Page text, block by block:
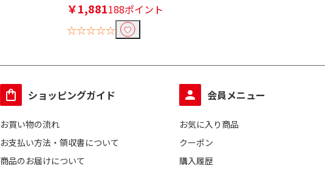
￥1,881188ポイント
☆☆☆☆☆
ショッピングガイド
お買い物の流れ
お支払い方法・領収書について
商品のお届けについて
会員メニュー
お気に入り商品
クーポン
購入履歴